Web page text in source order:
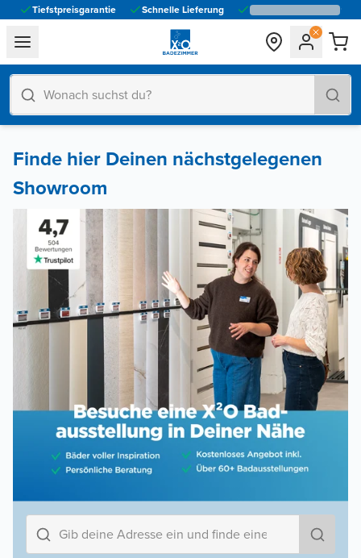
Tiefstpreisgarantie Schnelle Lieferung
general.navigation.toggle_menu.label
Finde hier Deinen nächstgelegenen
Showroom